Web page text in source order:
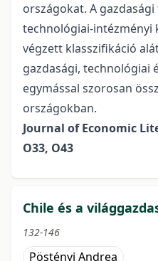
országokat. A
technológiai-intézményi
végzett klasszifikáció
gazdasági, technológiai
egymással szorosan
országokban.
Journal of Economic
O33, O43
Chile és a
132-146
Pöstényi Andrea